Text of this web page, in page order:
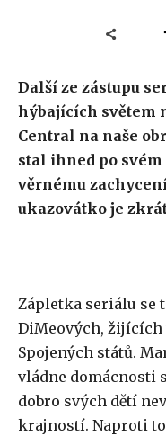
Další ze zástupu
hýbajících světem
Central na naše
stal ihned po
věrnému
ukazovátko je
Zápletka seriálu se
DiMeových, žijících
Spojených států.
vládne domácnosti
dobro svých dětí
krajností. Naproti